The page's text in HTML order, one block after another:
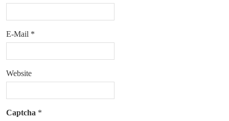
E-Mail *
Website
Captcha *